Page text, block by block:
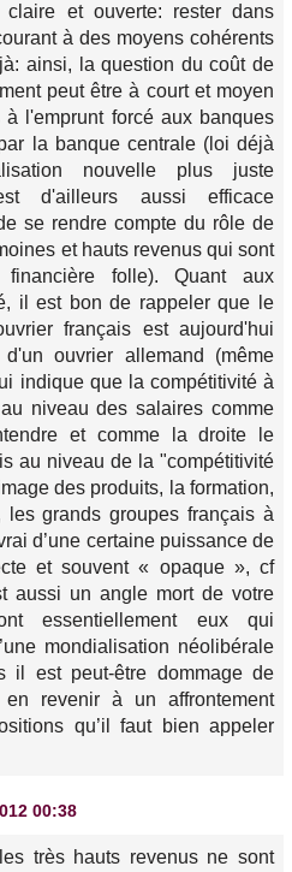
claire et ouverte: rester dans
à des moyens cohérents
ainsi, la question du coût de
peut être à court et moyen
l'emprunt forcé aux banques
la banque centrale (loi déjà
nouvelle plus juste
d'ailleurs aussi efficace
se rendre compte du rôle de
et hauts revenus qui sont
folle). Quant aux
il est bon de rappeler que le
français est aujourd'hui
ouvrier allemand (même
indique que la compétitivité à
niveau des salaires comme
et comme la droite le
au niveau de la "compétitivité
des produits, la formation,
les grands groupes français à
d’une certaine puissance de
et souvent « opaque », cf
aussi un angle mort de votre
essentiellement eux qui
mondialisation néolibérale
il est peut-être dommage de
revenir à un affrontement
qu’il faut bien appeler
00:38
très hauts revenus ne sont